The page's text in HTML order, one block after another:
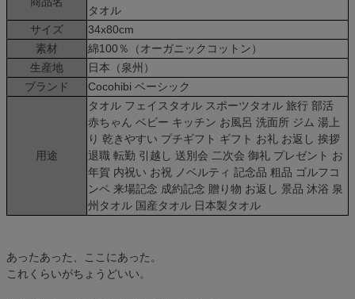
タオル
サイズ
34x80cm
素材
綿100％（オーガニックコットン）
生産地
日本（泉州）
ブランド
Cocohibi ベーシック
用途
タオル フェイスタオル スポーツタオル 旅行 部活
赤ちゃん ベビー キッチン お風呂 洗面所 ジム 湯上
り 乾きやすい プチギフト ギフト お礼 お返し 挨拶
退職 転勤 引越し 送別会 二次会 御礼 プレゼント お
年賀 内祝い お祝 ノベルティ 記念品 粗品 ゴルフコ
ンペ 来場記念 成約記念 贈り物 お返し 景品 沐浴 泉
州タオル 国産タオル 日本製タオル
あったあった、ここにあった。
これくらいがちょうどいい。